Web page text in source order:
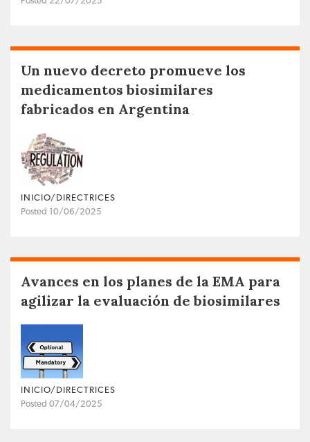
Un nuevo decreto promueve los
medicamentos biosimilares
fabricados en Argentina
INICIO/DIRECTRICES
Posted 10/06/2025
Avances en los planes de la EMA para
agilizar la evaluación de biosimilares
INICIO/DIRECTRICES
Posted 07/04/2025